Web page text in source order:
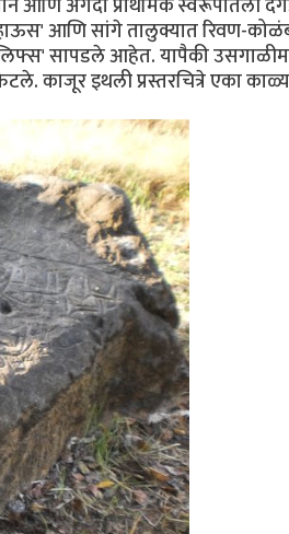
आणि सांगे तालुक्यात रिवण-
सापडले आहेत. यापैकी
काजूर इथली प्रस्तरचित्रे एका